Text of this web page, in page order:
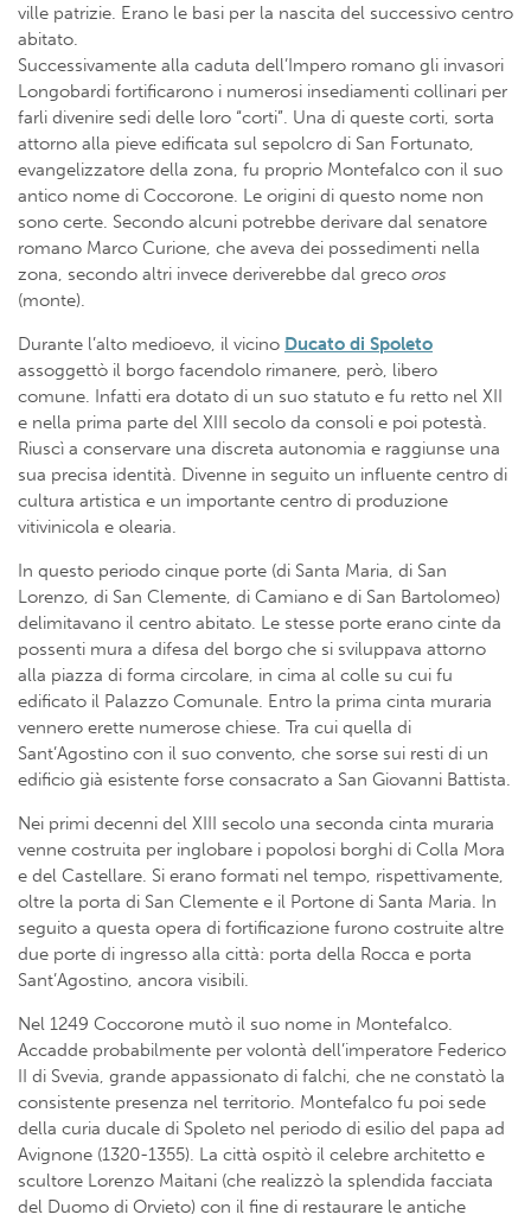
ville patrizie. Erano le basi per la nascita del successivo centro
abitato.
Successivamente alla caduta dell’Impero romano gli invasori
Longobardi fortificarono i numerosi insediamenti collinari per
farli divenire sedi delle loro “corti”. Una di queste corti, sorta
attorno alla pieve edificata sul sepolcro di San Fortunato,
evangelizzatore della zona, fu proprio Montefalco con il suo
antico nome di Coccorone. Le origini di questo nome non
sono certe. Secondo alcuni potrebbe derivare dal senatore
romano Marco Curione, che aveva dei possedimenti nella
zona, secondo altri invece deriverebbe dal greco oros
(monte).
Durante l’alto medioevo, il vicino Ducato di Spoleto
assoggettò il borgo facendolo rimanere, però, libero
comune. Infatti era dotato di un suo statuto e fu retto nel XII
e nella prima parte del XIII secolo da consoli e poi potestà.
Riuscì a conservare una discreta autonomia e raggiunse una
sua precisa identità. Divenne in seguito un influente centro di
cultura artistica e un importante centro di produzione
vitivinicola e olearia.
In questo periodo cinque porte (di Santa Maria, di San
Lorenzo, di San Clemente, di Camiano e di San Bartolomeo)
delimitavano il centro abitato. Le stesse porte erano cinte da
possenti mura a difesa del borgo che si sviluppava attorno
alla piazza di forma circolare, in cima al colle su cui fu
edificato il Palazzo Comunale. Entro la prima cinta muraria
vennero erette numerose chiese. Tra cui quella di
Sant’Agostino con il suo convento, che sorse sui resti di un
edificio già esistente forse consacrato a San Giovanni Battista.
Nei primi decenni del XIII secolo una seconda cinta muraria
venne costruita per inglobare i popolosi borghi di Colla Mora
e del Castellare. Si erano formati nel tempo, rispettivamente,
oltre la porta di San Clemente e il Portone di Santa Maria. In
seguito a questa opera di fortificazione furono costruite altre
due porte di ingresso alla città: porta della Rocca e porta
Sant’Agostino, ancora visibili.
Nel 1249 Coccorone mutò il suo nome in Montefalco.
Accadde probabilmente per volontà dell’imperatore Federico
II di Svevia, grande appassionato di falchi, che ne constatò la
consistente presenza nel territorio. Montefalco fu poi sede
della curia ducale di Spoleto nel periodo di esilio del papa ad
Avignone (1320-1355). La città ospitò il celebre architetto e
scultore Lorenzo Maitani (che realizzò la splendida facciata
del Duomo di Orvieto) con il fine di restaurare le antiche